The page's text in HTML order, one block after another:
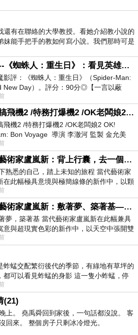
還有在聯絡的大學教授。看她介紹教小說的
妹能手把手的教如何寫小說。我們那時可是
影評--《蜘蛛人：重生日》：看見英雄的孤獨與重生
影評：《蜘蛛人：重生日》（Spider-Man:
New Day）。評分：90分◎【一言以蔽
一個失去一切的英雄，學會放下孤獨、
特務搞飛機2 /特務打爆機2 /OK老闆娘2 OK! Madam: Bon Voyage
飛機2 /特務打爆機2 /OK老闆娘2 OK!
Bon Voyage 導演 李澈河 監製 金允美
鉉成 主演 嚴正化 朴誠雄
當代藝術家盧嵐新：背上行囊，去一個沒有人認識你的地方——看風景，也遇見渴望出發的自己
熟悉的自己，踏上未知的旅程 當代藝術家
在此幅極具意境與極簡線條的新作中，以顆
富的灰綠粗糙背景，搭配凝練且具
當代藝術家盧嵐新：敷著夢、築著基——讓筆觸成為存在過的證據，將相遇的溫度熔鑄成新的模樣
夢，築著基 當代藝術家盧嵐新在此幅兼具
意與超現實色彩的新作中，以天空中張開雙
聖形象與地面上聚集的人群對話，
蚱蜢交配繁衍後代的季節，有綠地有草坪的
都可以看見蚱蜢的身影 這一隻小蚱蜢，停
上，怎麼樣小心驅趕，都無動
(21)
上。 堯禹舜回到家後，一句話都沒說。 客
回來。 整個房子只剩冰冷燈光。